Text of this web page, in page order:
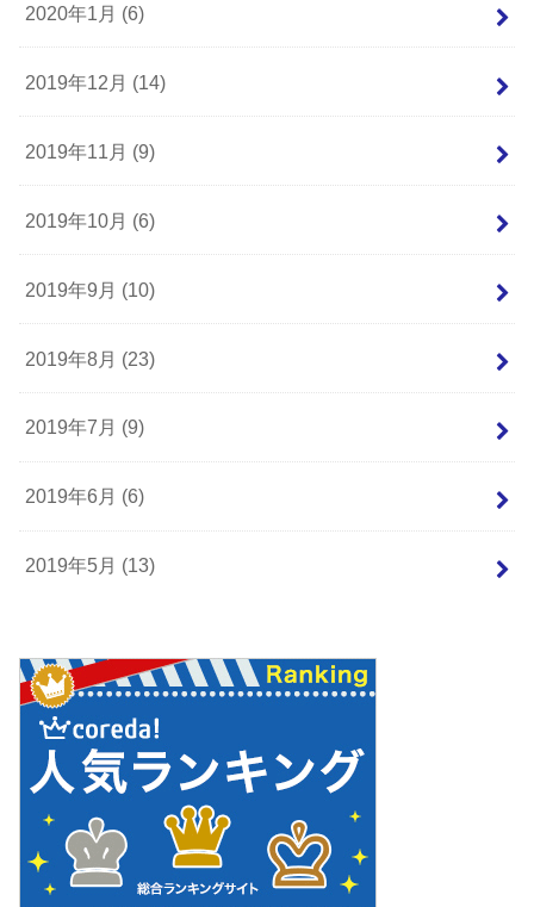
2020年1月 (6)
2019年12月 (14)
2019年11月 (9)
2019年10月 (6)
2019年9月 (10)
2019年8月 (23)
2019年7月 (9)
2019年6月 (6)
2019年5月 (13)